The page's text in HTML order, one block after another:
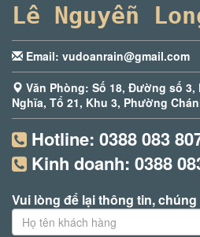
Lê Nguyễn
Email: vudoanrain@gmail.com
Văn Phòng: Số 18, Đường số 3,
Nghĩa, Tổ 21, Khu 3, Phường
Hotline: 0388 083
Kinh doanh: 0388
Vui lòng để lại thông tin,